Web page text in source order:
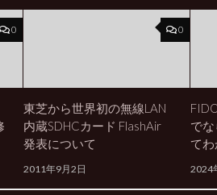
0 0
東芝から世界初の無線LAN
内蔵SDHCカード FlashAir
発表について
2011年9月2日
で
て
2024